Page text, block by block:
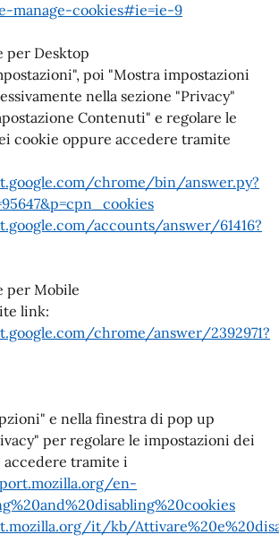
manage-cookies#ie=ie-9
per Desktop
poi "Mostra impostazioni
nella sezione "Privacy"
Contenuti" e regolare le
cookie oppure accedere tramite
chrome/bin/answer.py?
accounts/answer/61416?
per Mobile
link:
chrome/answer/2392971?
e nella finestra di pop up
per regolare le impostazioni dei
tramite i
en-
it/kb/